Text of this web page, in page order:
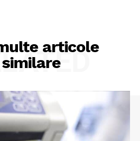
articole
similare